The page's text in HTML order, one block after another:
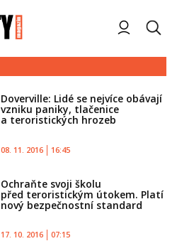
Doverville: Lidé se nejvíce obávají
vzniku paniky, tlačenice
a teroristických hrozeb
08. 11. 2016 16:45
Ochraňte svoji školu
před teroristickým útokem. Platí
nový bezpečnostní standard
17. 10. 2016 07:15